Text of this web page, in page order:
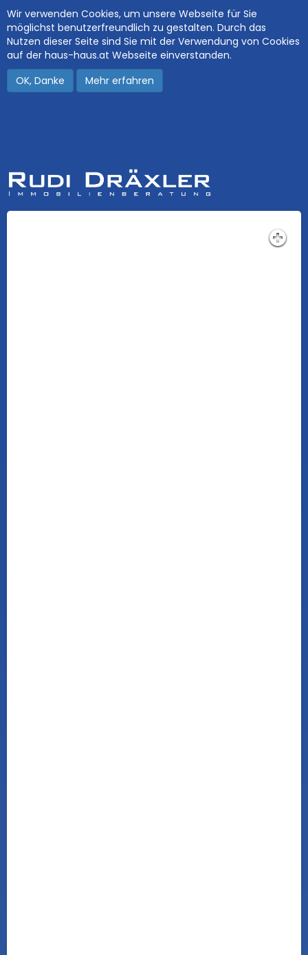
Wir verwenden Cookies, um unsere Webseite für Sie
möglichst benutzerfreundlich zu gestalten. Durch das
Nutzen dieser Seite sind Sie mit der Verwendung von Cookies
auf der haus-haus.at Webseite einverstanden.
OK, Danke
Mehr erfahren